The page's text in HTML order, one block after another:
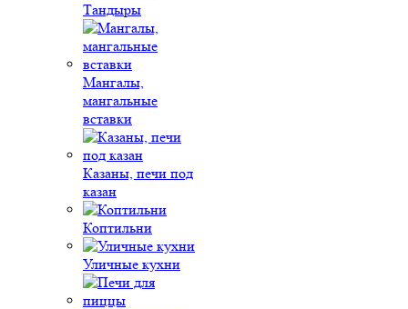
Тандыры
Мангалы,
мангальные
вставки
Казаны, печи под
казан
Коптильни
Уличные кухни